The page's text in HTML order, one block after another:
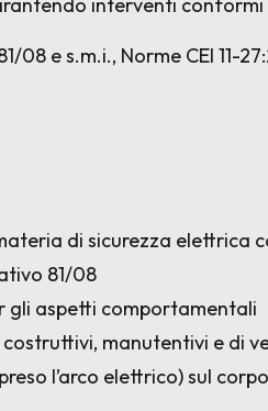
e s.m.i., Norme CEI 11-
di sicurezza elettrica
81/08
gli aspetti comportamentali
costruttivi, manutentivi e di
l’arco elettrico) sul